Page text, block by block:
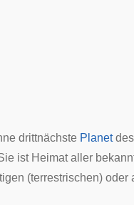
drittnächste Planetdes
ist Heimat aller
(terrestrischen) oder